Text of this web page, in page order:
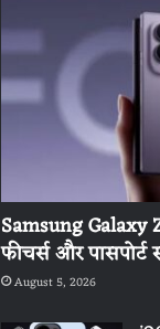
Samsung Galaxy
फीचर्स और
August 5, 2026